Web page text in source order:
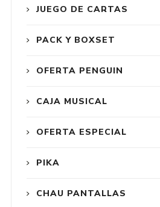
JUEGO DE CARTAS
PACK Y BOXSET
OFERTA PENGUIN
CAJA MUSICAL
OFERTA ESPECIAL
PIKA
CHAU PANTALLAS